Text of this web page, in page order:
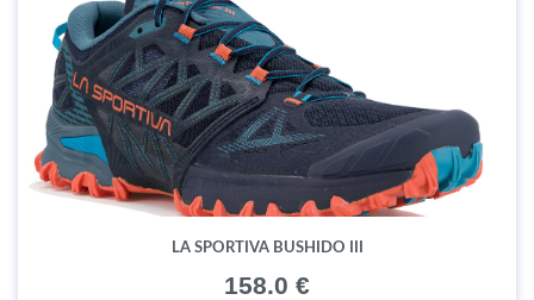
LA SPORTIVA BUSHIDO III
158.0 €